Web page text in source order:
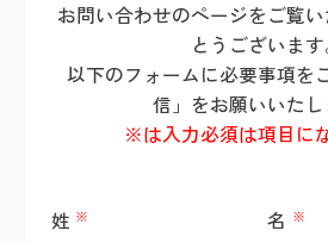
お問い合わせのページをご覧
とうございます
以下のフォームに必要事項を
信」をお願いいたし
※は入力必須は項目に
姓 ※ 名 ※